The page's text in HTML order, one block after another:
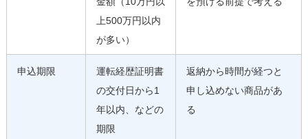
上500万円以内
が多い）
申込期限
運転経歴証明書
の交付日から1
年以内、などの
期限
返納から時間が経つと
申し込めない商品があ
る